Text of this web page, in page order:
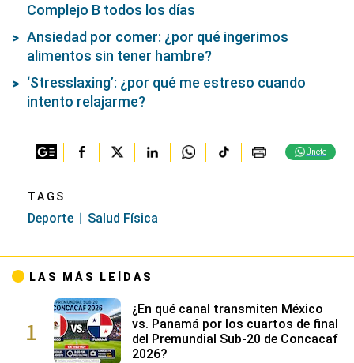
Complejo B todos los días
Ansiedad por comer: ¿por qué ingerimos
alimentos sin tener hambre?
‘Stresslaxing’: ¿por qué me estreso cuando
intento relajarme?
Únete
TAGS
Deporte Salud Física
LAS MÁS LEÍDAS
1
¿En qué canal transmiten México
vs. Panamá por los cuartos de final
del Premundial Sub-20 de Concacaf
2026?